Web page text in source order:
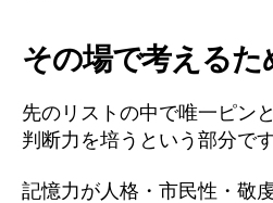
その場で考えるた
先のリストの中で唯一ピン
判断力を培うという部分です
記憶力が人格・市民性・敬